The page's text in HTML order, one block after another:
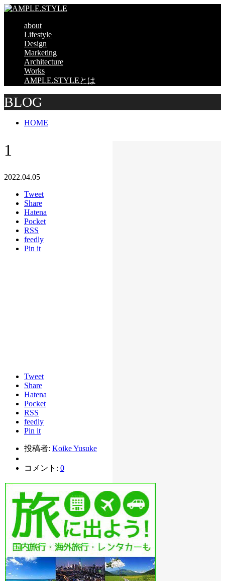
about
Lifestyle
Design
Marketing
Architecture
Works
AMPLE.STYLEとは
BLOG
HOME
1
2022.04.05
Tweet
Share
Hatena
Pocket
RSS
feedly
Pin it
Tweet
Share
Hatena
Pocket
RSS
feedly
Pin it
投稿者: Koike Yusuke
コメント: 0